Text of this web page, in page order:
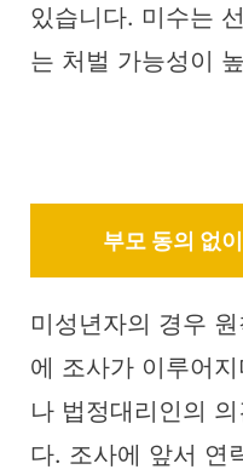
있습니다. 미수는
는 처벌 가능성이
부모 동의 없
미성년자의 경우
에 조사가 이루어
나 법정대리인의
다. 조사에 앞서 연